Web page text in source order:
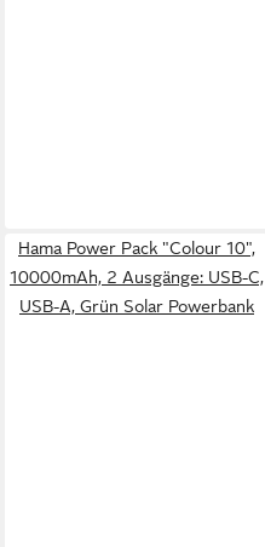
Hama Power Pack "Colour 10",
10000mAh, 2 Ausgänge: USB-C,
USB-A, Grün Solar Powerbank